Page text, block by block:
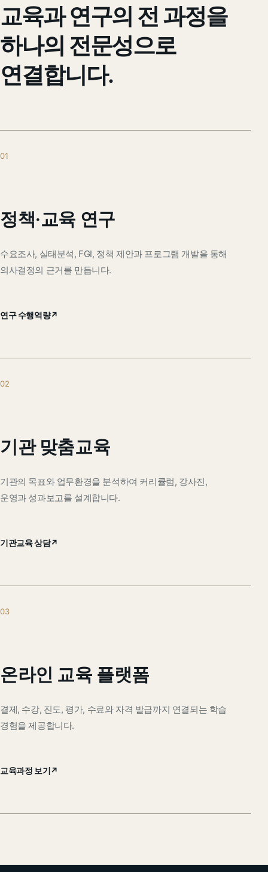
교육과 연구의 전 과정을
하나의 전문성으로
연결합니다.
01
정책·교육 연구
수요조사, 실태분석, FGI, 정책 제안과 프로그램 개발을 통해
의사결정의 근거를 만듭니다.
연구 수행역량↗
02
기관 맞춤교육
기관의 목표와 업무환경을 분석하여 커리큘럼, 강사진,
운영과 성과보고를 설계합니다.
기관교육 상담↗
03
온라인 교육 플랫폼
결제, 수강, 진도, 평가, 수료와 자격 발급까지 연결되는 학습
경험을 제공합니다.
교육과정 보기↗